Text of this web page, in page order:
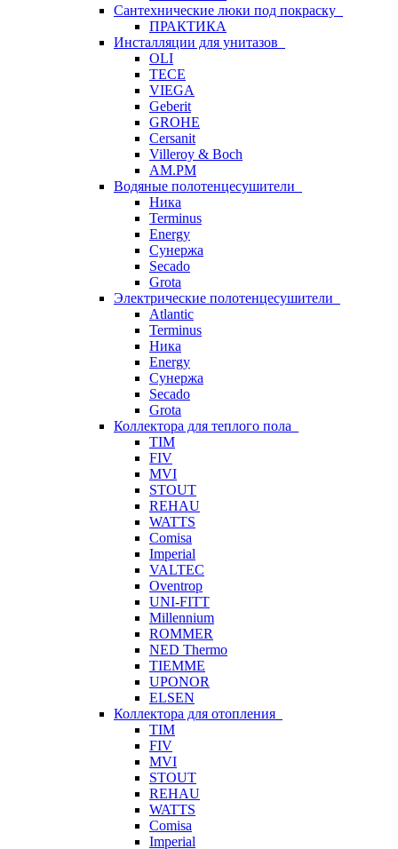
Сантехнические люки под покраску
ПРАКТИКА
Инсталляции для унитазов
OLI
TECE
VIEGA
Geberit
GROHE
Cersanit
Villeroy & Boch
AM.PM
Водяные полотенцесушители
Ника
Terminus
Energy
Сунержа
Secado
Grota
Электрические полотенцесушители
Atlantic
Terminus
Ника
Energy
Сунержа
Secado
Grota
Коллектора для теплого пола
TIM
FIV
MVI
STOUT
REHAU
WATTS
Comisa
Imperial
VALTEC
Oventrop
UNI-FITT
Millennium
ROMMER
NED Thermo
TIEMME
UPONOR
ELSEN
Коллектора для отопления
TIM
FIV
MVI
STOUT
REHAU
WATTS
Comisa
Imperial